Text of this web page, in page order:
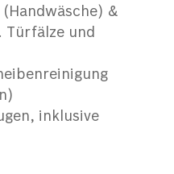
&
Türfälze und
inklusive